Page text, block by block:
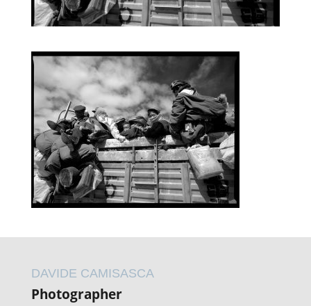
DAVIDE CAMISASCA
Photographer